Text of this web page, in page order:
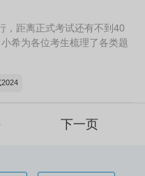
，距离正式考试还有不到40
希为各位考生梳理了各类题
下一页